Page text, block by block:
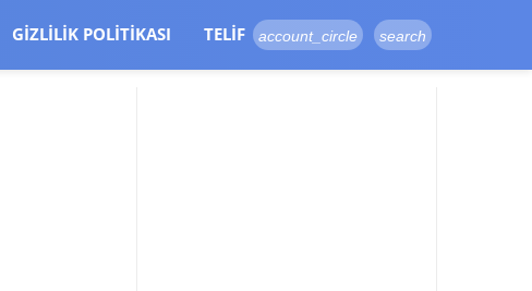
GIZLILIK POLITIKASI TELIF account_circle search